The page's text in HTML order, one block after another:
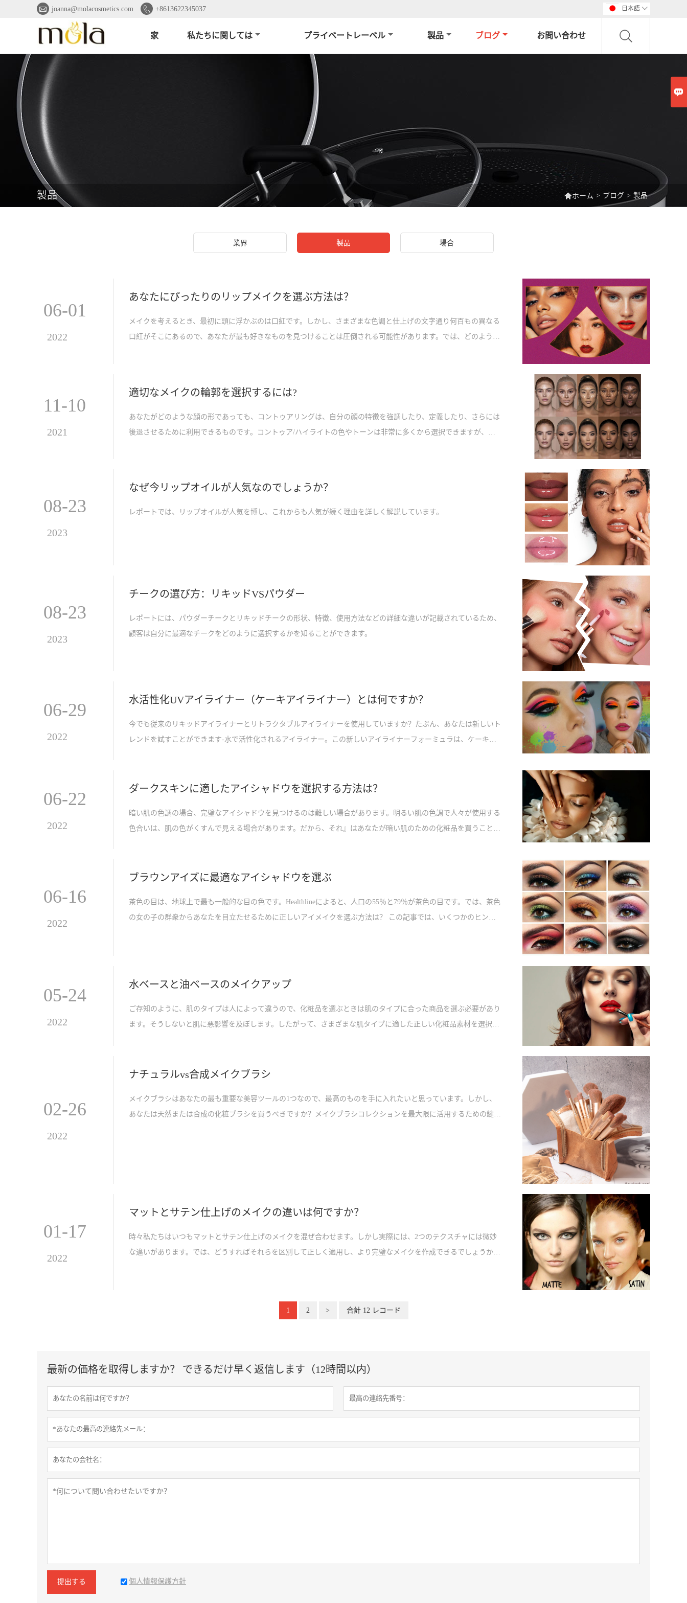
 joanna@molacosmetics.com  +8613622345037 日本語 
家 私たちに関しては プライベートレーベル 製品 ブログ お問い合わせ
製品 ホーム > ブログ > 製品
業界 製品 場合
06-01
2022
あなたにぴったりのリップメイクを選ぶ方法は？
メイクを考えるとき、最初に頭に浮かぶのは口紅です。しかし、さまざまな色調と仕上げの文字通り何百もの異なる
口紅がそこにあるので、あなたが最も好きなものを見つけることは圧倒される可能性があります。では、どのように
11-10
2021
適切なメイクの輪郭を選択するには?
あなたがどのような顔の形であっても、コントゥアリングは、自分の顔の特徴を強調したり、定義したり、さらには
後退させるために利用できるものです。コントゥア/ハイライトの色やトーンは非常に多くから選択できますが、ど
08-23
2023
なぜ今リップオイルが人気なのでしょうか？
レポートでは、リップオイルが人気を博し、これからも人気が続く理由を詳しく解説しています。
08-23
2023
チークの選び方：リキッドVSパウダー
レポートには、パウダーチークとリキッドチークの形状、特徴、使用方法などの詳細な違いが記載されているため、
顧客は自分に最適なチークをどのように選択するかを知ることができます。
06-29
2022
水活性化UVアイライナー（ケーキアイライナー）とは何ですか？
今でも従来のリキッドアイライナーとリトラクタブルアイライナーを使用していますか？たぶん、あなたは新しいト
レンドを試すことができます-水で活性化されるアイライナー。この新しいアイライナーフォーミュラは、ケーキア
06-22
2022
ダークスキンに適したアイシャドウを選択する方法は？
暗い肌の色調の場合、完璧なアイシャドウを見つけるのは難しい場合があります。明るい肌の色調で人々が使用する
色合いは、肌の色がくすんで見える場合があります。だから、それ』はあなたが暗い肌のための化粧品を買うことが
06-16
2022
ブラウンアイズに最適なアイシャドウを選ぶ
茶色の目は、地球上で最も一般的な目の色です。Healthlineによると、人口の55％と79％が茶色の目です。では、茶色
の女の子の群衆からあなたを目立たせるために正しいアイメイクを選ぶ方法は？ この記事では、いくつかのヒント
05-24
2022
水ベースと油ベースのメイクアップ
ご存知のように、肌のタイプは人によって違うので、化粧品を選ぶときは肌のタイプに合った商品を選ぶ必要があり
ます。そうしないと肌に悪影響を及ぼします。したがって、さまざまな肌タイプに適した正しい化粧品素材を選択
02-26
2022
ナチュラルvs合成メイクブラシ
メイクブラシはあなたの最も重要な美容ツールの1つなので、最高のものを手に入れたいと思っています。しかし、
あなたは天然または合成の化粧ブラシを買うべきですか？メイクブラシコレクションを最大限に活用するための鍵
01-17
2022
マットとサテン仕上げのメイクの違いは何ですか？
時々私たちはいつもマットとサテン仕上げのメイクを混ぜ合わせます。しかし実際には、2つのテクスチャには微妙
な違いがあります。では、どうすればそれらを区別して正しく適用し、より完璧なメイクを作成できるでしょうか？
1 2 > 合計 12 レコード
最新の価格を取得しますか？ できるだけ早く返信します（12時間以内）
提出する 個人情報保護方針
